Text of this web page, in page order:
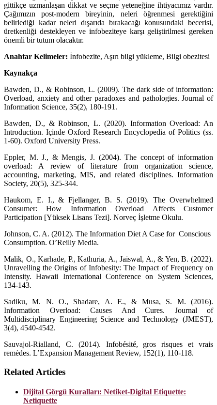
gittikçe uzmanlaşan dikkat ve seçme yeteneğine ihtiyacımız vardır.
Çağımızın post-modern bireyinin, neleri öğrenmesi gerektiğini
belirlediği kadar neleri dışarıda bırakacağı konusundaki becerisi,
üretkenliği destekleyen ve infobeziteye karşı geliştirilmesi gereken
önemli bir tutum olacaktır.
Anahtar Kelimeler: İnfobezite, Aşırı bilgi yükleme, Bilgi obezitesi
Kaynakça
Bawden, D., & Robinson, L. (2009). The dark side of information:
Overload, anxiety and other paradoxes and pathologies. Journal of
Information Science, 35(2), 180-191.
Bawden, D., & Robinson, L. (2020). Information Overload: An
Introduction. Içinde Oxford Research Encyclopedia of Politics (ss.
1-60). Oxford University Press.
Eppler, M. J., & Mengis, J. (2004). The concept of information
overload: A review of literature from organization science,
accounting, marketing, MIS, and related disciplines. Information
Society, 20(5), 325-344.
Haukom, E. I., & Fjellanger, B. S. (2019). The Overwhelmed
Consumer: How Information Overload Affects Customer
Participation [Yüksek Lisans Tezi]. Norveç İşletme Okulu.
Johnson, C. A. (2012). The Information Diet A Case for Conscious
Consumption. O’Reilly Media.
Malik, O., Karhade, P., Kathuria, A., Jaiswal, A., & Yen, B. (2022).
Unravelling the Origins of Infobesity: The Impact of Frequency on
Intensity. Hawaii International Conference on System Sciences,
134-143.
Sadiku, M. N. O., Shadare, A. E., & Musa, S. M. (2016).
Information Overload: Causes And Cures. Journal of
Multidisciplinary Engineering Science and Technology (JMEST),
3(4), 4540-4542.
Sauvajol-Rialland, C. (2014). Infobésité, gros risques et vrais
remèdes. L’Expansion Management Review, 152(1), 110-118.
Related Articles
Dijital Görgü Kuralları: Netiket-Digital Etiquette:
Netiquette